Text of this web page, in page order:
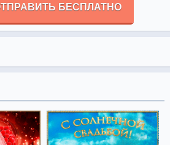
БЕСПЛАТНО